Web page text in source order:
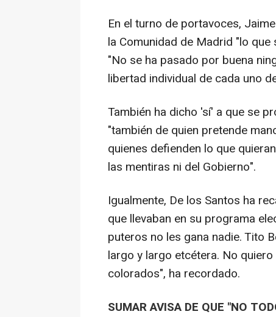
En el turno de portavoces,
la Comunidad de Madrid "lo
"No se ha pasado por buena
libertad individual de cada uno
También ha dicho 'sí' a que se
"también de quien pretende
quienes defienden lo que
las mentiras ni del Gobierno".
Igualmente, De los Santos ha
que llevaban en su programa
puteros no les gana nadie. Tito
largo y largo etcétera. No
colorados", ha recordado.
SUMAR AVISA DE QUE "NO